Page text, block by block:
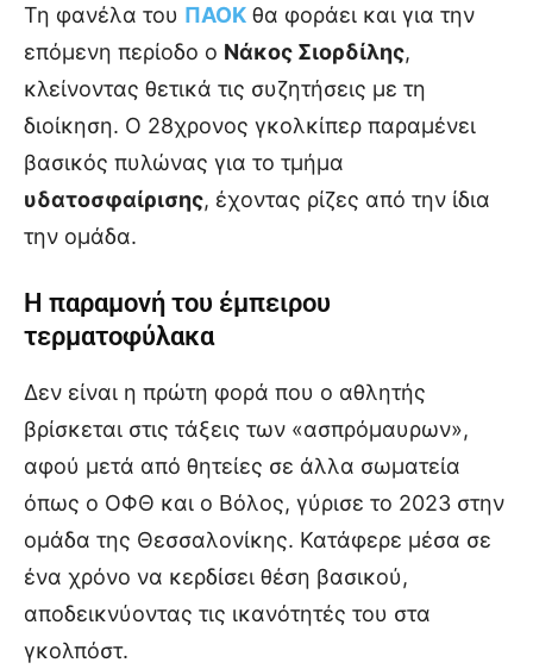
Τη φανέλα του ΠΑΟΚ θα φοράει και για την
επόμενη περίοδο ο Νάκος Σιορδίλης,
κλείνοντας θετικά τις συζητήσεις με τη
διοίκηση. Ο 28χρονος γκολκίπερ παραμένει
βασικός πυλώνας για το τμήμα
υδατοσφαίρισης, έχοντας ρίζες από την ίδια
την ομάδα.
Η παραμονή του έμπειρου
τερματοφύλακα
Δεν είναι η πρώτη φορά που ο αθλητής
βρίσκεται στις τάξεις των «ασπρόμαυρων»,
αφού μετά από θητείες σε άλλα σωματεία
όπως ο ΟΦΘ και ο Βόλος, γύρισε το 2023 στην
ομάδα της Θεσσαλονίκης. Κατάφερε μέσα σε
ένα χρόνο να κερδίσει θέση βασικού,
αποδεικνύοντας τις ικανότητές του στα
γκολπόστ.